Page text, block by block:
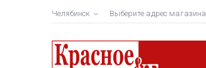
Челябинск Выберите адрес магазина